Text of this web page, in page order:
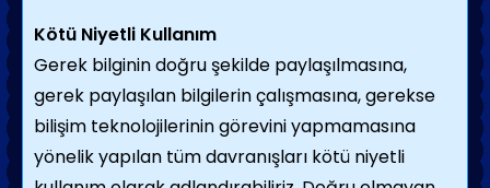
Kötü Niyetli Kullanım
Gerek bilginin doğru şekilde paylaşılmasına,
gerek paylaşılan bilgilerin çalışmasına, gerekse
bilişim teknolojilerinin görevini yapmamasına
yönelik yapılan tüm davranışları kötü niyetli